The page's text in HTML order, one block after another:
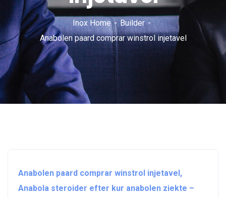
Inox Home
Builder
Anabolen paard comprar winstrol injetavel
Anabolen paard comprar winstrol injetavel,
Anabola steroider efter kur anabolen ziekte –